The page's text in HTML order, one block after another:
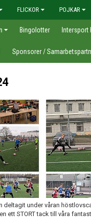
FLICKOR POJKAR
Bingolotter Intersport
Sponsorer /
deltagit under våran
ett STORT tack till våra